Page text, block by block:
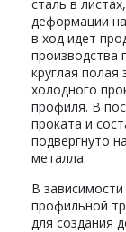
сталь в
деформации
в ход идет
производства
круглая полая
холодного
профиля. В
проката и
подвергнуто
металла.
В
профильной
для создания